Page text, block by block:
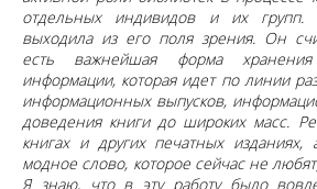
отдельных индивидов и их групп.
выходила из его поля зрения. Он
есть важнейшая форма
информации, которая идет по линии
информационных выпусков,
доведения книги до широких масс.
книгах и других печатных
модное слово, которое сейчас не
Я знаю, что в эту работу было